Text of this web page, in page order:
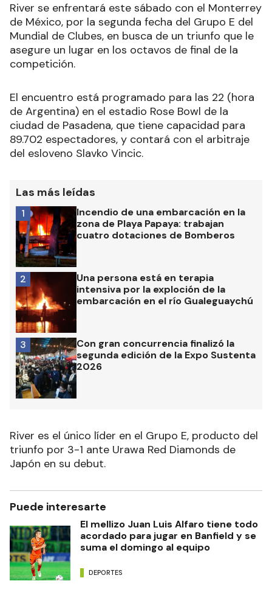
River se enfrentará este sábado con el Monterrey
de México, por la segunda fecha del Grupo E del
Mundial de Clubes, en busca de un triunfo que le
asegure un lugar en los octavos de final de la
competición.
El encuentro está programado para las 22 (hora
de Argentina) en el estadio Rose Bowl de la
ciudad de Pasadena, que tiene capacidad para
89.702 espectadores, y contará con el arbitraje
del esloveno Slavko Vincic.
Las más leídas
Incendio de una embarcación en la
zona de Playa Papaya: trabajan
cuatro dotaciones de Bomberos
1
Una persona está en terapia
intensiva por la exploción de la
embarcación en el río Gualeguaychú
2
Con gran concurrencia finalizó la
segunda edición de la Expo Sustenta
2026
3
River es el único líder en el Grupo E, producto del
triunfo por 3-1 ante Urawa Red Diamonds de
Japón en su debut.
Puede interesarte
El mellizo Juan Luis Alfaro tiene todo
acordado para jugar en Banfield y se
suma el domingo al equipo
DEPORTES